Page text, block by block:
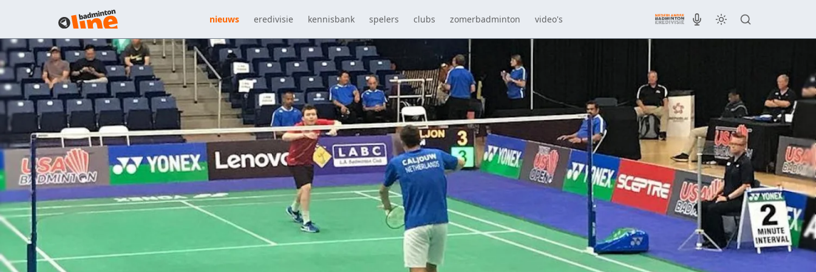
nieuws eredivisie kennisbank spelers clubs zomerbadminton video's